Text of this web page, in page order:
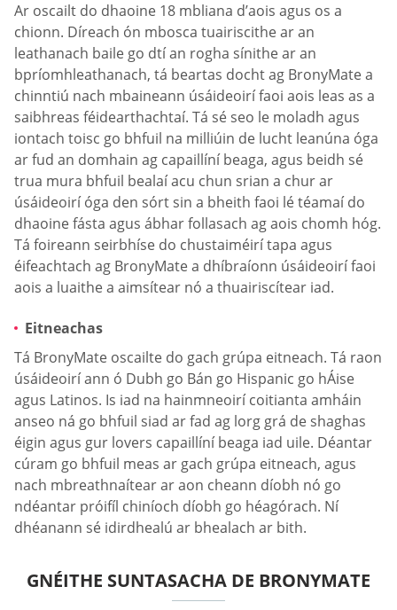
Ar oscailt do dhaoine 18 mbliana d’aois agus os a
chionn. Díreach ón mbosca tuairiscithe ar an
leathanach baile go dtí an rogha sínithe ar an
bpríomhleathanach, tá beartas docht ag BronyMate a
chinntiú nach mbaineann úsáideoirí faoi aois leas as a
saibhreas féidearthachtaí. Tá sé seo le moladh agus
iontach toisc go bhfuil na milliúin de lucht leanúna óga
ar fud an domhain ag capaillíní beaga, agus beidh sé
trua mura bhfuil bealaí acu chun srian a chur ar
úsáideoirí óga den sórt sin a bheith faoi lé téamaí do
dhaoine fásta agus ábhar follasach ag aois chomh hóg.
Tá foireann seirbhíse do chustaiméirí tapa agus
éifeachtach ag BronyMate a dhíbraíonn úsáideoirí faoi
aois a luaithe a aimsítear nó a thuairiscítear iad.
Eitneachas
Tá BronyMate oscailte do gach grúpa eitneach. Tá raon
úsáideoirí ann ó Dubh go Bán go Hispanic go hÁise
agus Latinos. Is iad na hainmneoirí coitianta amháin
anseo ná go bhfuil siad ar fad ag lorg grá de shaghas
éigin agus gur lovers capaillíní beaga iad uile. Déantar
cúram go bhfuil meas ar gach grúpa eitneach, agus
nach mbreathnaítear ar aon cheann díobh nó go
ndéantar próifíl chiníoch díobh go héagórach. Ní
dhéanann sé idirdhealú ar bhealach ar bith.
GNÉITHE SUNTASACHA DE BRONYMATE